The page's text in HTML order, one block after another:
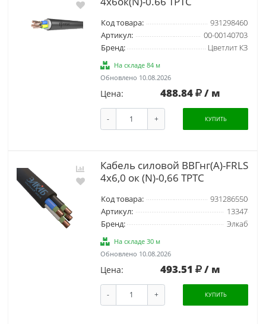
Код товара:
931298460
Артикул:
00-00140703
Бренд:
Цветлит КЗ
На складе 84 м
Обновлено 10.08.2026
Цена: 488.84 / м
- + КУПИТЬ
Кабель силовой ВВГнг(А)-FRLS
4х6,0 ок (N)-0,66 ТРТС
Код товара:
931286550
Артикул:
13347
Бренд:
Элкаб
На складе 30 м
Обновлено 10.08.2026
Цена: 493.51 / м
- + КУПИТЬ